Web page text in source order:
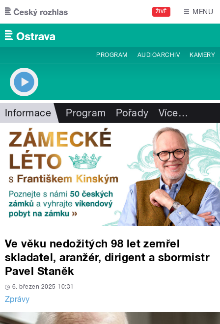
Přejít k hlavnímu obsahu
ŽIVĚ MENU
PROGRAM AUDIOARCHIV KAMERY
Informace Program Pořady Více…
Ve věku nedožitých 98 let zemřel
skladatel, aranžér, dirigent a sbormistr
Pavel Staněk
6. březen 2025 10:31
Zprávy